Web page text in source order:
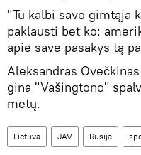
"Tu kalbi savo gimtąja
paklausti bet ko:
apie save pasakys tą
Aleksandras
gina "Vašingtono"
metų.
Lietuva JAV Rusija